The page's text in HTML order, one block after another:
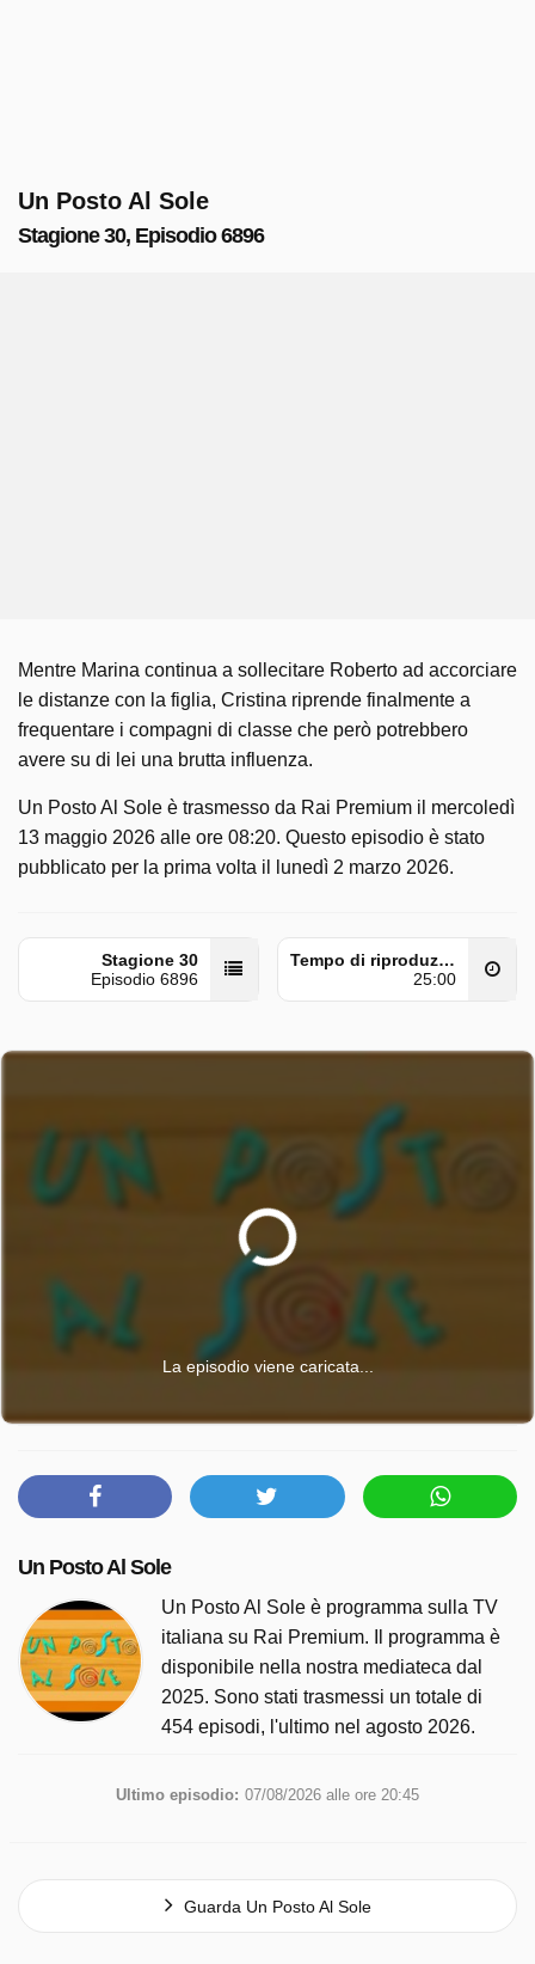
Un Posto Al Sole
Stagione 30, Episodio 6896
Mentre Marina continua a sollecitare Roberto ad accorciare
le distanze con la figlia, Cristina riprende finalmente a
frequentare i compagni di classe che però potrebbero
avere su di lei una brutta influenza.
Un Posto Al Sole è trasmesso da Rai Premium il mercoledì
13 maggio 2026 alle ore 08:20. Questo episodio è stato
pubblicato per la prima volta il lunedì 2 marzo 2026.
Stagione 30
Episodio 6896
Tempo di riproduzione
25:00
La episodio viene caricata...
Un Posto Al Sole
Un Posto Al Sole è programma sulla TV
italiana su Rai Premium. Il programma è
disponibile nella nostra mediateca dal
2025. Sono stati trasmessi un totale di
454 episodi, l'ultimo nel agosto 2026.
Ultimo episodio: 07/08/2026 alle ore 20:45
Guarda Un Posto Al Sole